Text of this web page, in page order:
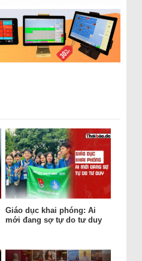
Giáo dục khai phóng: Ai
mới đang sợ tự do tư duy